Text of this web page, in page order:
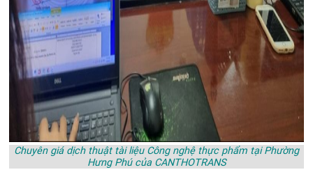
Chuyên giá dịch thuật tài liệu Công nghệ thực phẩm tại Phường
Hưng Phú của CANTHOTRANS